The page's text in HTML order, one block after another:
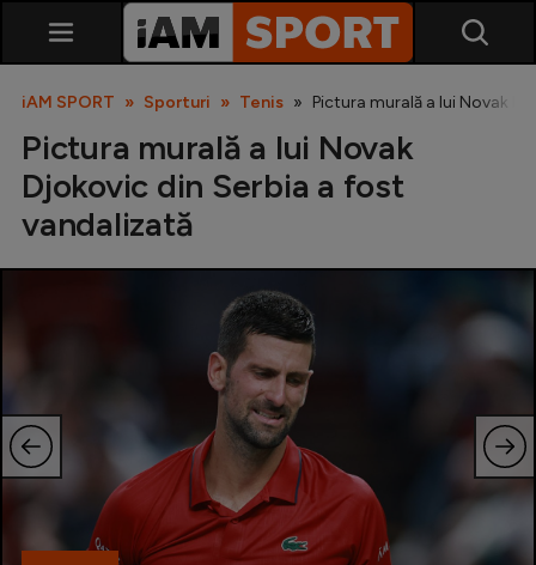
SuperLiga
Cupa României
Echipa Națională
Fotbal feminin
iAM SPORT Sporturi Tenis Pictura murală a lui Novak
Pictura murală a lui Novak
Djokovic din Serbia a fost
vandalizată